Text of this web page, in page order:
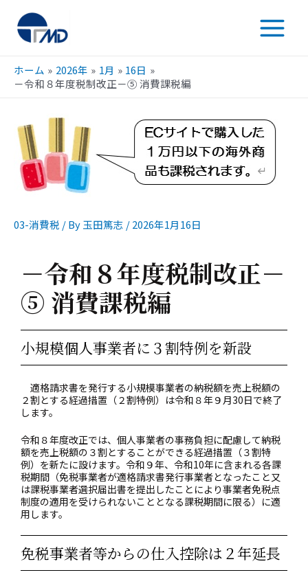
ホーム 2026年 1月
16日
－令和８年度税制改正－⑤ 消費課税編
03-消費税 / By玉田篤志 /2026年1月16日
－令和８年度税制改正－
⑤ 消費課税編
小規模個人事業者に３割特例を新設
適格請求書を発行する小規模事業者の納税額を売上税額の
２割とする経過措置（２割特例）は令和８年９月30日で終了
します。
令和８年度改正では、個人事業者の事務負担に配慮して納税
額を売上税額の３割とすることができる経過措置（３割特
例）を新たに設けます。令和９年、令和10年に含まれる各課
税期間（免税事業者が適格請求書発行事業者となったこと又
は課税事業者選択届出書を提出したことにより事業者免税点
制度の適用を受けられないこととなる課税期間に限る）に適
用します。
免税事業者等からの仕入控除は２年延長